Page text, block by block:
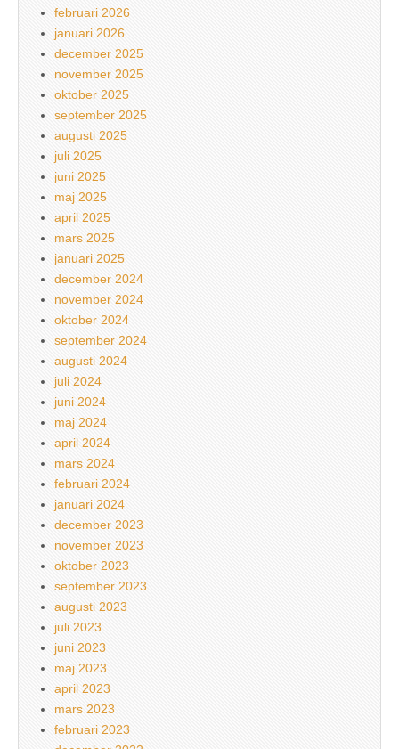
februari 2026
januari 2026
december 2025
november 2025
oktober 2025
september 2025
augusti 2025
juli 2025
juni 2025
maj 2025
april 2025
mars 2025
januari 2025
december 2024
november 2024
oktober 2024
september 2024
augusti 2024
juli 2024
juni 2024
maj 2024
april 2024
mars 2024
februari 2024
januari 2024
december 2023
november 2023
oktober 2023
september 2023
augusti 2023
juli 2023
juni 2023
maj 2023
april 2023
mars 2023
februari 2023